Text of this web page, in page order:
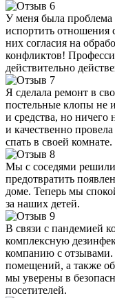
У меня была проблема
испортить отношения
них согласия на
конфликтов!
действительно
Я сделала ремонт в
постельные клопы не
и средства, но
и качественно
спать в своей комнате.
Мы с соседями
предотвратить
доме. Теперь мы
за наших детей.
В связи с пандемией
комплексную
компанию с
помещений, а также
мы уверены в
посетителей.